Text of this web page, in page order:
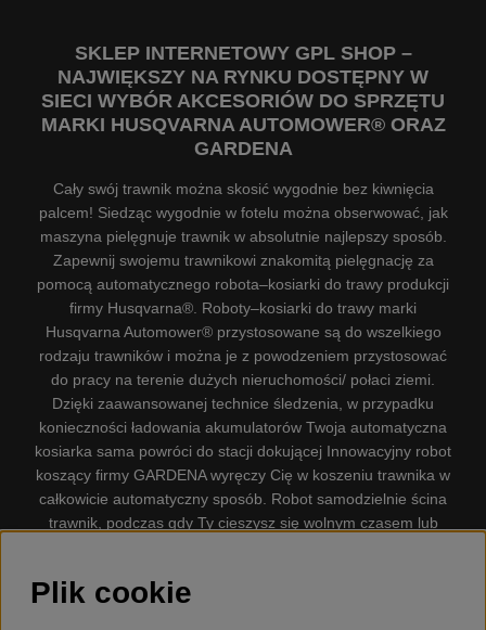
SKLEP INTERNETOWY GPL SHOP –
NAJWIĘKSZY NA RYNKU DOSTĘPNY W
SIECI WYBÓR AKCESORIÓW DO SPRZĘTU
MARKI HUSQVARNA AUTOMOWER® ORAZ
GARDENA
Cały swój trawnik można skosić wygodnie bez kiwnięcia
palcem! Siedząc wygodnie w fotelu można obserwować, jak
maszyna pielęgnuje trawnik w absolutnie najlepszy sposób.
Zapewnij swojemu trawnikowi znakomitą pielęgnację za
pomocą automatycznego robota–kosiarki do trawy produkcji
firmy Husqvarna®. Roboty–kosiarki do trawy marki
Husqvarna Automower® przystosowane są do wszelkiego
rodzaju trawników i można je z powodzeniem przystosować
do pracy na terenie dużych nieruchomości/ połaci ziemi.
Dzięki zaawansowanej technice śledzenia, w przypadku
konieczności ładowania akumulatorów Twoja automatyczna
kosiarka sama powróci do stacji dokującej Innowacyjny robot
koszący firmy GARDENA wyręczy Cię w koszeniu trawnika w
całkowicie automatyczny sposób. Robot samodzielnie ścina
trawnik, podczas gdy Ty cieszysz się wolnym czasem lub
dostępną na rynku. Firma nasza dysponuje. Gplshop
Plik cookie